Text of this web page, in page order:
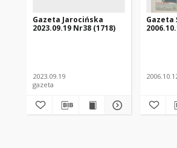
Gazeta Jarocińska
2023.09.19 Nr38 (1718)
2023.09.19
gazeta
Gazeta